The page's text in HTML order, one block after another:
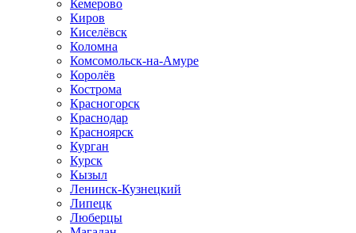
Кемерово
Киров
Киселёвск
Коломна
Комсомольск-на-Амуре
Королёв
Кострома
Красногорск
Краснодар
Красноярск
Курган
Курск
Кызыл
Ленинск-Кузнецкий
Липецк
Люберцы